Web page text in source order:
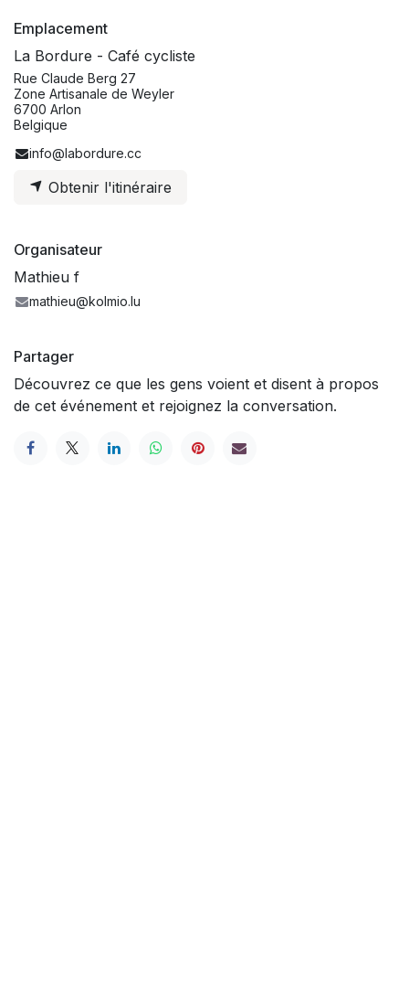
Emplacement
La Bordure - Café cycliste
Rue Claude Berg 27
Zone Artisanale de Weyler
6700 Arlon
Belgique
info@labordure.cc
Obtenir l'itinéraire
Organisateur
Mathieu f
mathieu@kolmio.lu
Partager
Découvrez ce que les gens voient et disent à propos
de cet événement et rejoignez la conversation.